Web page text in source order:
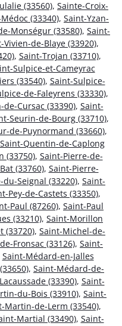
(33560), Sainte-Croix-
(33340), Saint-Yzan-
Monségur (33580), Saint-
Vivien-de-Blaye (33920),
, Saint-Trojan (33710),
Sulpice-et-Cameyrac
(33540), Saint-Sulpice-
de-Faleyrens (33330),
Cursac (33390), Saint-
Seurin-de-Bourg (33710),
de-Puynormand (33660),
Saint-Quentin-de-Caplong
(33750), Saint-Pierre-de-
(33760), Saint-Pierre-
Seignal (33220), Saint-
Pey-de-Castets (33350),
Paul (87260), Saint-Paul
(33210), Saint-Morillon
(33720), Saint-Michel-de-
Fronsac (33126), Saint-
Saint-Médard-en-Jalles
, Saint-Médard-de-
(33390), Saint-
du-Bois (33910), Saint-
Martin-de-Lerm (33540),
Martial (33490), Saint-